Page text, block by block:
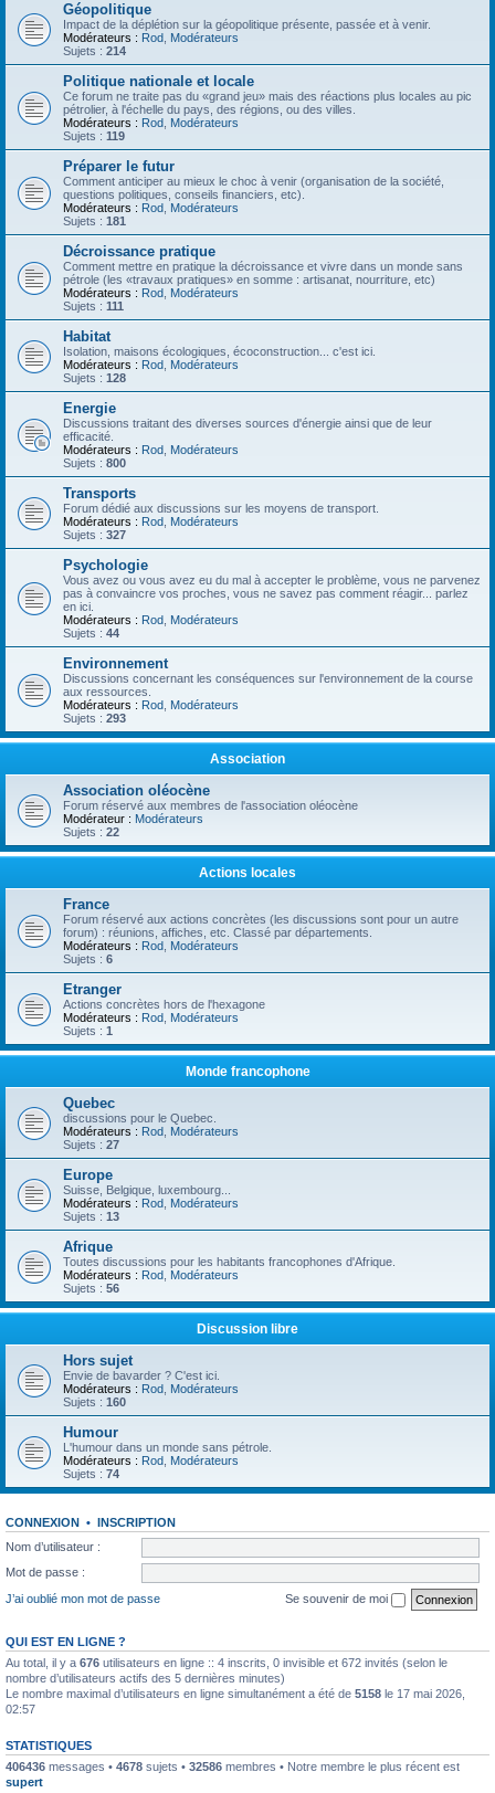
Géopolitique
Impact de la déplétion sur la géopolitique présente, passée et à venir.
Modérateurs : Rod Modérateurs
Sujets : 214
Politique nationale et locale
Ce forum ne traite pas du «grand jeu» mais des réactions plus locales au pic
pétrolier, à l'échelle du pays, des régions, ou des villes.
Modérateurs : Rod Modérateurs
Sujets : 119
Préparer le futur
Comment anticiper au mieux le choc à venir (organisation de la société,
questions politiques, conseils financiers, etc).
Modérateurs : Rod Modérateurs
Sujets : 181
Décroissance pratique
Comment mettre en pratique la décroissance et vivre dans un monde sans
pétrole (les «travaux pratiques» en somme : artisanat, nourriture, etc)
Modérateurs : Rod Modérateurs
Sujets : 111
Habitat
Isolation, maisons écologiques, écoconstruction... c'est ici.
Modérateurs : Rod Modérateurs
Sujets : 128
Energie
Discussions traitant des diverses sources d'énergie ainsi que de leur
efficacité.
Modérateurs : Rod Modérateurs
Sujets : 800
Transports
Forum dédié aux discussions sur les moyens de transport.
Modérateurs : Rod Modérateurs
Sujets : 327
Psychologie
Vous avez ou vous avez eu du mal à accepter le problème, vous ne parvenez
pas à convaincre vos proches, vous ne savez pas comment réagir... parlez
en ici.
Modérateurs : Rod Modérateurs
Sujets : 44
Environnement
Discussions concernant les conséquences sur l'environnement de la course
aux ressources.
Modérateurs : Rod Modérateurs
Sujets : 293
Association
Association oléocène
Forum réservé aux membres de l'association oléocène
Modérateur : Modérateurs
Sujets : 22
Actions locales
France
Forum réservé aux actions concrètes (les discussions sont pour un autre
forum) : réunions, affiches, etc. Classé par départements.
Modérateurs : Rod Modérateurs
Sujets : 6
Etranger
Actions concrètes hors de l'hexagone
Modérateurs : Rod Modérateurs
Sujets : 1
Monde francophone
Quebec
discussions pour le Quebec.
Modérateurs : Rod Modérateurs
Sujets : 27
Europe
Suisse, Belgique, luxembourg...
Modérateurs : Rod Modérateurs
Sujets : 13
Afrique
Toutes discussions pour les habitants francophones d'Afrique.
Modérateurs : Rod Modérateurs
Sujets : 56
Discussion libre
Hors sujet
Envie de bavarder ? C'est ici.
Modérateurs : Rod Modérateurs
Sujets : 160
Humour
L'humour dans un monde sans pétrole.
Modérateurs : Rod Modérateurs
Sujets : 74
CONNEXION • INSCRIPTION
Nom d’utilisateur :
Mot de passe :
J’ai oublié mon mot de passe
Se souvenir de moi
QUI EST EN LIGNE ?
Au total, il y a 676 utilisateurs en ligne :: 4 inscrits, 0 invisible et 672 invités (selon le
nombre d’utilisateurs actifs des 5 dernières minutes)
Le nombre maximal d’utilisateurs en ligne simultanément a été de 5158 le 17 mai 2026,
02:57
STATISTIQUES
406436 messages • 4678 sujets • 32586 membres • Notre membre le plus récent est
supert